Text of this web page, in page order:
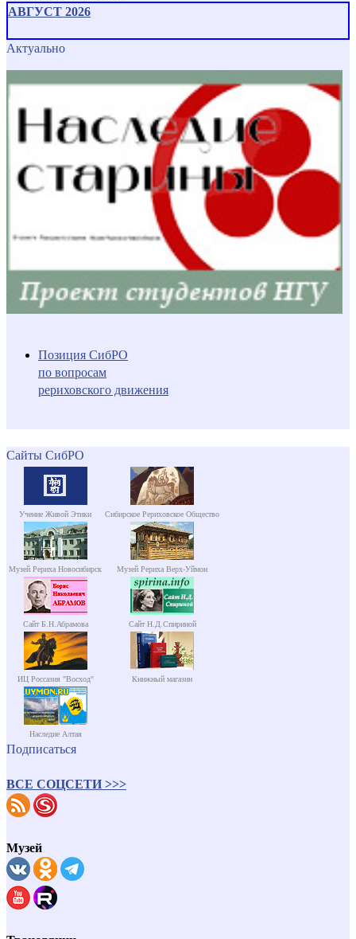
АВГУСТ 2026
Актуально
Позиция СибРО
по вопросам
рериховского движения
Сайты СибРО
Учение Живой Этики Сибирское Рериховское Общество
Музей Рериха Новосибирск Музей Рериха Верх-Уймон
Сайт Б.Н.Абрамова Сайт Н.Д.Спириной
ИЦ Россазия "Восход" Книжный магазин
Наследие Алтая
Подписаться
ВСЕ СОЦСЕТИ >>>
Музей